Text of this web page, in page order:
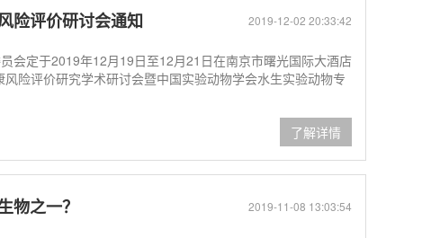
2019-12-02 20:33:42
险评价研讨会通知
会定于2019年12月19日至12月21日在南京市曙光国际大酒店
险评价研究学术研讨会暨中国实验动物学会水生实验动物专
了解详情
2019-11-08 13:03:54
物之一？